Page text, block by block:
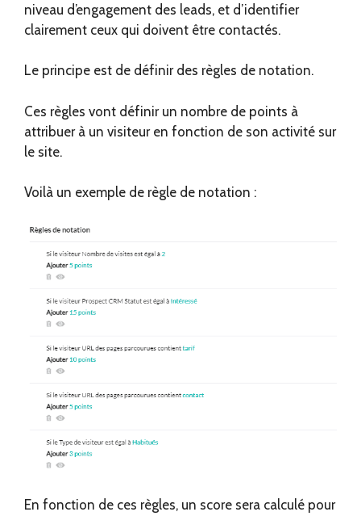
niveau d’engagement des leads, et d’identifier
clairement ceux qui doivent être contactés.
Le principe est de définir des règles de notation.
Ces règles vont définir un nombre de points à
attribuer à un visiteur en fonction de son activité sur
le site.
Voilà un exemple de règle de notation :
En fonction de ces règles, un score sera calculé pour